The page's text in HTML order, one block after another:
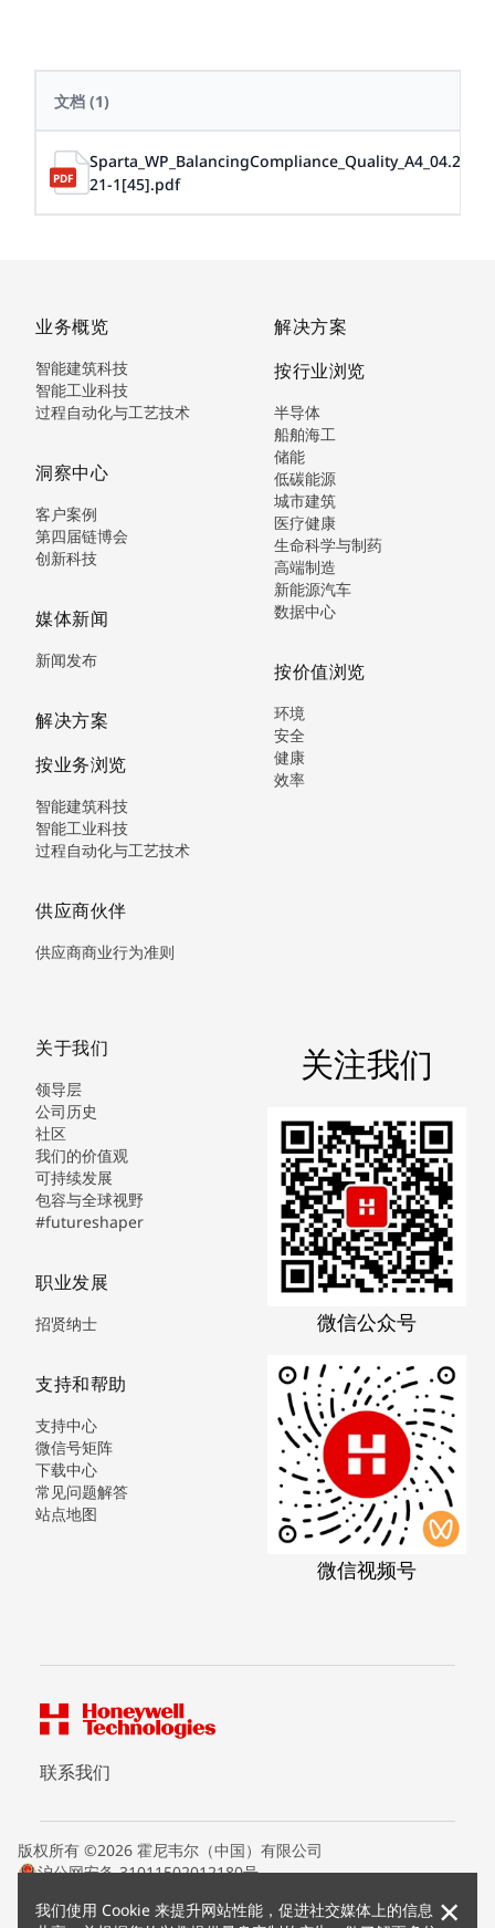
文档 (1)
Sparta_WP_BalancingCompliance_Quality_A4_04.20
21-1[45].pdf
我们使用 Cookie 来提升网站性能，促进社交媒体上的信息 ×
业务概览
智能建筑科技
智能工业科技
过程自动化与工艺技术
洞察中心
客户案例
第四届链博会
创新科技
媒体新闻
新闻发布
解决方案
按业务浏览
智能建筑科技
智能工业科技
过程自动化与工艺技术
供应商伙伴
供应商商业行为准则
解决方案
按行业浏览
半导体
船舶海工
储能
低碳能源
城市建筑
医疗健康
生命科学与制药
高端制造
新能源汽车
数据中心
按价值浏览
环境
安全
健康
效率
关于我们
领导层
公司历史
社区
我们的价值观
可持续发展
包容与全球视野
#futureshaper
职业发展
招贤纳士
支持和帮助
支持中心
微信号矩阵
下载中心
常见问题解答
站点地图
关注我们
微信公众号
微信视频号
联系我们
版权所有 ©2026 霍尼韦尔（中国）有限公司
沪公网安备 31011502012180号
条款条约